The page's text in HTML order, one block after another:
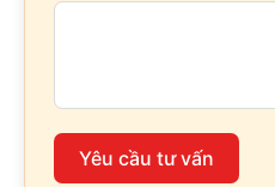
Yêu cầu tư vấn